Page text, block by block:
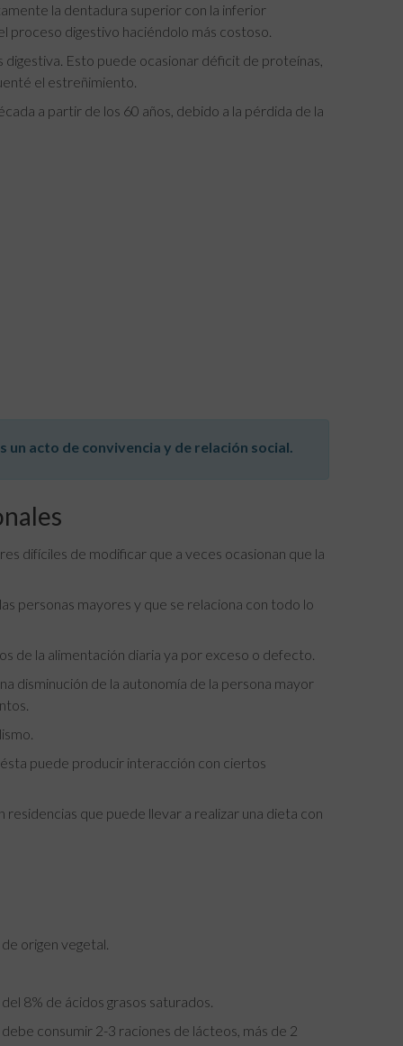
la dentadura superior con la inferior
proceso digestivo haciéndolo más costoso.
Esto puede ocasionar déficit de proteínas,
el estreñimiento.
a partir de los 60 años, debido a la pérdida de la
acto de convivencia y de relación social.
difíciles de modificar que a veces ocasionan que la
personas mayores y que se relaciona con todo lo
de la alimentación diaria ya por exceso o defecto.
disminución de la autonomía de la persona mayor
puede producir interacción con ciertos
que puede llevar a realizar una dieta con
origen vegetal.
8% de ácidos grasos saturados.
consumir 2-3 raciones de lácteos, más de 2